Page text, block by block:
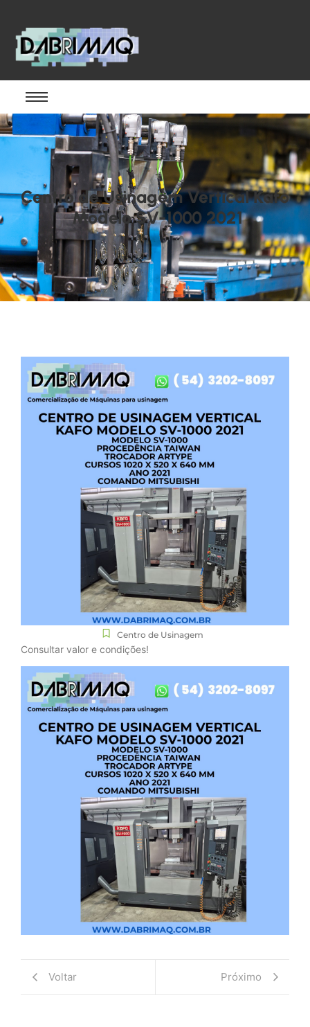
Centro de Usinagem Vertical Kafo
Modelo SV-1000 2021
Centro de Usinagem
Consultar valor e condições!
Voltar Próximo